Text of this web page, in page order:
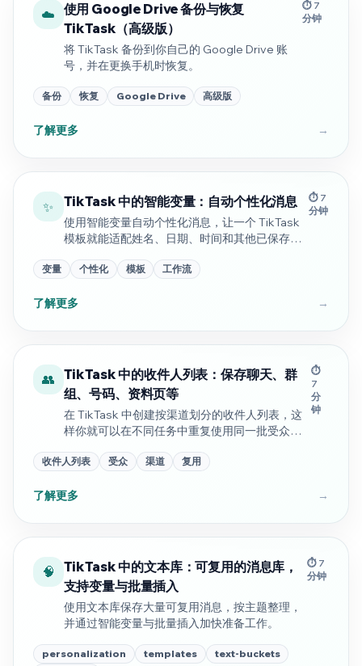
☁️ 使用 Google Drive 备份与恢复
TikTask（高级版）
将 TikTask 备份到你自己的 Google Drive 账
号，并在更换手机时恢复。
⏱️ 7
分钟
备份 恢复 Google Drive 高级版
了解更多 →
✨ TikTask 中的智能变量：自动个性化消息
使用智能变量自动个性化消息，让一个 TikTask
模板就能适配姓名、日期、时间和其他已保存的
⏱️ 7
分钟
变量 个性化 模板 工作流
了解更多 →
👥 TikTask 中的收件人列表：保存聊天、群
组、号码、资料页等
在 TikTask 中创建按渠道划分的收件人列表，这
样你就可以在不同任务中重复使用同一批受众，
⏱️
7
分
钟
收件人列表 受众 渠道 复用
了解更多 →
🧠
TikTask 中的文本库：可复用的消息库，
支持变量与批量插入
使用文本库保存大量可复用消息，按主题整理，
并通过智能变量与批量插入加快准备工作。
⏱️ 7
分钟
personalization templates
text-buckets